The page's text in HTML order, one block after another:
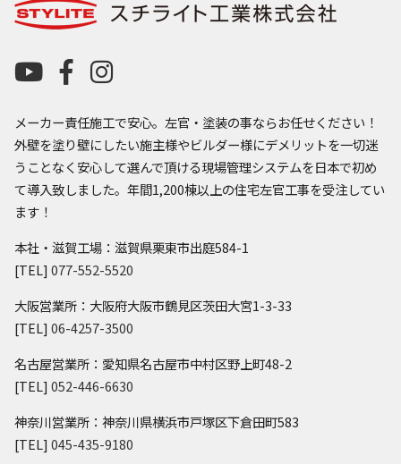
メーカー責任施工で安心。左官・塗装の事ならお任せください！
外壁を塗り壁にしたい施主様やビルダー様にデメリットを一切迷
うことなく安心して選んで頂ける現場管理システムを日本で初め
て導入致しました。年間1,200棟以上の住宅左官工事を受注してい
ます！
本社・滋賀工場：滋賀県栗東市出庭584-1
[TEL] 077-552-5520
大阪営業所：大阪府大阪市鶴見区茨田大宮1-3-33
[TEL] 06-4257-3500
名古屋営業所：愛知県名古屋市中村区野上町48-2
[TEL] 052-446-6630
神奈川営業所：神奈川県横浜市戸塚区下倉田町583
[TEL] 045-435-9180